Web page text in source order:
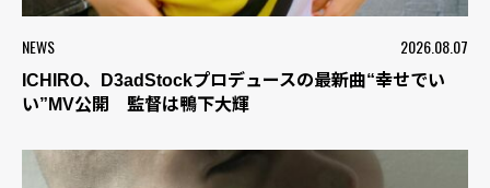
NEWS 2026.08.07
ICHIRO、D3adStockプロデュースの最新曲“幸せでい
い”MV公開 監督は鴨下大輝